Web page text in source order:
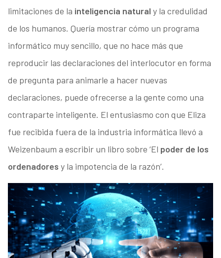
limitaciones de la inteligencia natural y la credulidad
de los humanos. Quería mostrar cómo un programa
informático muy sencillo, que no hace más que
reproducir las declaraciones del interlocutor en forma
de pregunta para animarle a hacer nuevas
declaraciones, puede ofrecerse a la gente como una
contraparte inteligente. El entusiasmo con que Eliza
fue recibida fuera de la industria informática llevó a
Weizenbaum a escribir un libro sobre ‘El poder de los
ordenadores y la impotencia de la razón’.